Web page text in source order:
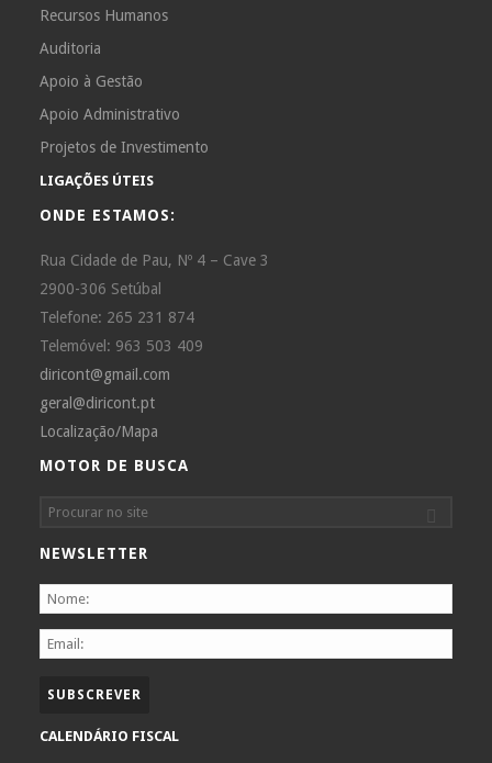
Recursos Humanos
Auditoria
Apoio à Gestão
Apoio Administrativo
Projetos de Investimento
LIGAÇÕES ÚTEIS
ONDE ESTAMOS:
Rua Cidade de Pau, Nº 4 – Cave 3
2900-306 Setúbal
Telefone: 265 231 874
Telemóvel: 963 503 409
diricont@gmail.com
geral@diricont.pt
Localização/Mapa
MOTOR DE BUSCA
NEWSLETTER
CALENDÁRIO FISCAL